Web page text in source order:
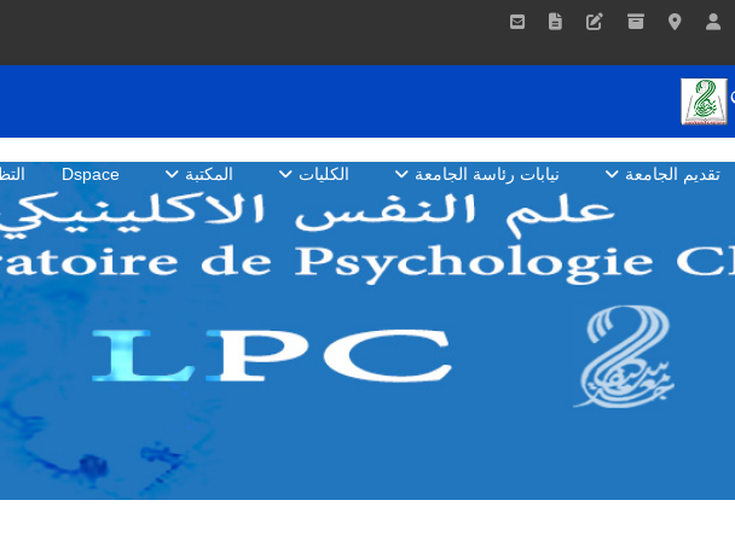
تقديم الجامعة نيابات رئاسة الجامعة الكليات المكتبة Dspace